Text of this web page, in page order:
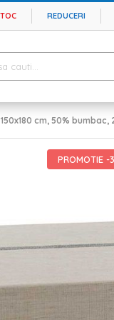
REDUCERI
cm, 50%
PROMOTIE -